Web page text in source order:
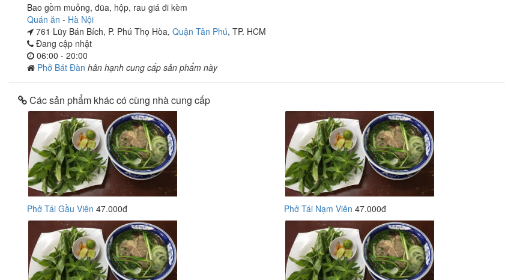
Bao gồm muỗng, đũa, hộp, rau giá đi kèm
Quán ăn - Hà Nội
761 Lũy Bán Bích, P. Phú Thọ Hòa, Quận Tân Phú, TP. HCM
Đang cập nhật
06:00 - 20:00
Phở Bát Đàn hân hạnh cung cấp sản phẩm này
Các sản phẩm khác có cùng nhà cung cấp
Phở Tái Gầu Viên 47.000đ Phở Tái Nạm Viên 47.000đ